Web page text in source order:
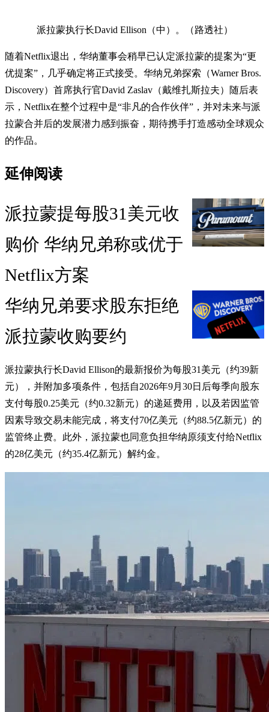
派拉蒙执行长David Ellison（中）。（路透社）
随着Netflix退出，华纳董事会稍早已认定派拉蒙的提案为“更
优提案”，几乎确定将正式接受。华纳兄弟探索（Warner Bros.
Discovery）首席执行官David Zaslav（戴维扎斯拉夫）随后表
示，Netflix在整个过程中是“非凡的合作伙伴”，并对未来与派
拉蒙合并后的发展潜力感到振奋，期待携手打造感动全球观众
的作品。
延伸阅读
派拉蒙提每股31美元收
购价 华纳兄弟称或优于
Netflix方案
华纳兄弟要求股东拒绝
派拉蒙收购要约
派拉蒙执行长David Ellison的最新报价为每股31美元（约39新
元），并附加多项条件，包括自2026年9月30日后每季向股东
支付每股0.25美元（约0.32新元）的递延费用，以及若因监管
因素导致交易未能完成，将支付70亿美元（约88.5亿新元）的
监管终止费。此外，派拉蒙也同意负担华纳原须支付给Netflix
的28亿美元（约35.4亿新元）解约金。